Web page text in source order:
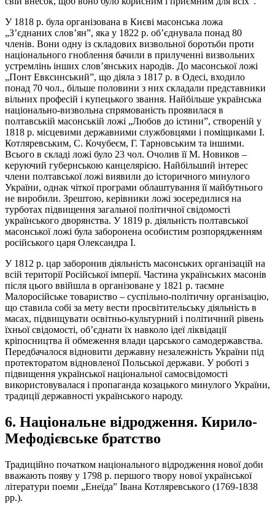
У 1818 р. була організована в Києві масонська ложа
„З’єднаних слов’ян”, яка у 1822 р. об’єднувала понад 80
членів. Вони одну із складових визвольної боротьби проти
національного гноблення бачили в прилученні визвольних
устремлінь інших слов’янських народів. До масонської ложі
„Понт Евксинський”, що діяла з 1817 р. в Одесі, входило
понад 70 чол., більше половини з них складали представники
вільних професій і купецького звання. Найбільше українська
національно-визвольна спрямованість проявилася в
полтавській масонській ложі „Любов до істини”, створеній у
1818 р. місцевими державними службовцями і поміщиками І.
Котляревським, С. Кочубеєм, Г. Тарновським та іншими.
Всього в складі ложі було 23 чол. Очолив її М. Новиков –
керуючий губернською канцелярією. Найбільший інтерес
члени полтавської ложі виявили до історичного минулого
України, однак чіткої програми облаштування її майбутнього
не виробили. Зрештою, керівники ложі зосередилися на
турботах підвищення загальної політичної свідомості
українського дворянства. У 1819 р. діяльність полтавської
масонської ложі була заборонена особистим розпорядженням
російського царя Олександра I.
У 1812 р. цар заборонив діяльність масонських організацій на
всій території Російської імперії. Частина українських масонів
після цього ввійшла в організоване у 1821 р. таємне
Малоросійське товариство – суспільно-політичну організацію,
що ставила собі за мету вести просвітительську діяльність в
масах, підвищувати освітньо-культурний і політичний рівень
їхньої свідомості, об’єднати їх навколо ідеї ліквідації
кріпосництва й обмеження влади царського самодержавства.
Передбачалося відновити державну незалежність України під
протекторатом відновленої Польської держави. У роботі з
підвищення української національної самосвідомості
використовувалася і пропаганда козацького минулого України,
традиції державності українського народу.
6. Національне відродження. Кирило-
Мефодієвське братство
Традиційно початком національного відродження нової доби
вважають появу у 1798 р. першого твору нової української
літератури поеми „Енеїда” Івана Котляревського (1769-1838
рр.).